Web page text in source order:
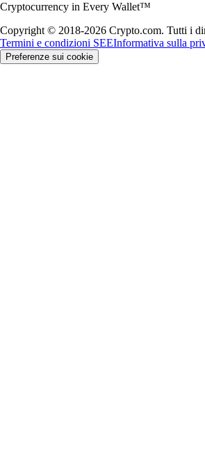
Cryptocurrency in Every Wallet™
Copyright © 2018-2026 Crypto.com. Tutti i
Termini e condizioni SEEInformativa sulla
Preferenze sui cookie